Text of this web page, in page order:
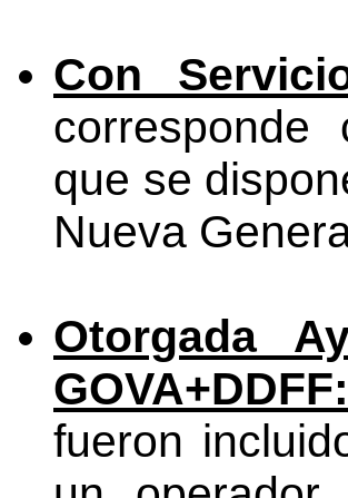
Con
que se
Nueva
Otorgada
GOVA+DDFF:
fueron